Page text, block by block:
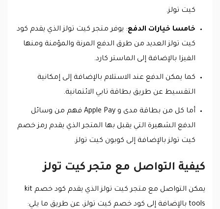
كيت تولز.
خامسا خيارات الدفع: يوفر متجر كيت تولز الذي يقدم كود
كيت تولز العديد من طرق الدفع المرنة والمؤمنة ومنها
الفيزا بالإضافة إلى الماستر كارد.
كما يمكن الدفع عند الاستلام بالإضافة إلى إمكانية
التقسيط عن طريق بطاقة تابي الائتمانية.
أما كل من بطاقة مدى و Apple Pay فهم من وسائل
الدفع الشهيرة التي يقبل بها المتجر الذي يقدم رمز خصم
كيت تولز بالإضافة إلى كوبون كيت تولز.
كيفية التواصل مع متجر كيت تولز
يمكن التواصل مع متجر كيت تولز الذي يقدم كود خصم kit
tools بالإضافة إلى كود خصم كيت تولز، عن طريق ما يلي: